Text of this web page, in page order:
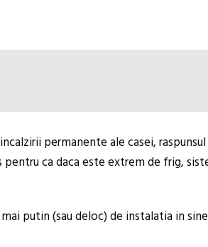
permanente ale casei,
ca daca este extrem de frig,
putin (sau deloc) de instalatia in